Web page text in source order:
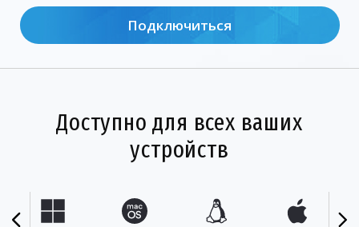
Подключиться
Доступно для всех ваших
устройств